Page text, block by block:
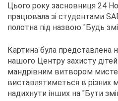
Цього року засновниця 24
працювала зі студентами
полотна під назвою "Будь
Картина була представлена
нашого Центру захисту
мандрівним витвором
виставлятиметься в різних
надихнути інших на "Бути